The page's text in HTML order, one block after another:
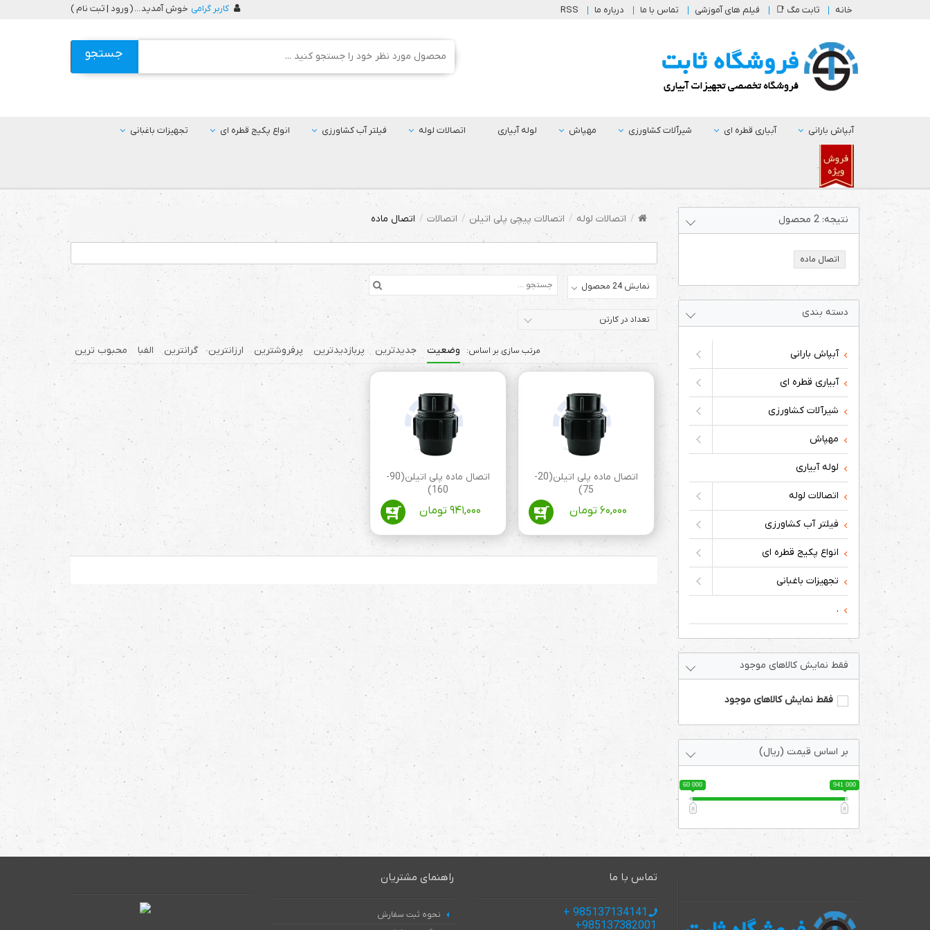
خانه ثابت مگ 📑 فیلم های آموزشی تماس با ما درباره ما RSS کاربر گرامی خوش آمدید ... (ورود | ثبت نام )
جستجو
آبپاش بارانی آبیاری قطره ای شیرآلات کشاورزی مهپاش لوله آبیاری اتصالات لوله فیلتر آب کشاورزی انواع پکیج قطره ای تجهیزات باغبانی
.
اتصالات لوله اتصالات پیچی پلی اتیلن اتصالات اتصال ماده
نمایش 24 محصول
تعداد در کارتن
وضعیت جدیدترین پربازدیدترین پرفروشترین ارزانترین گرانترین الفبا محبوب ترین
اتصال ماده پلی اتیلن(20-
75)
۶۰,۰۰۰ تومان
اتصال ماده پلی اتیلن(90-
160)
۹۴۱,۰۰۰ تومان
نتیجه: 2 محصول
اتصال ماده
دسته بندی
آبپاش بارانی
آبیاری قطره ای
شیرآلات کشاورزی
مهپاش
لوله آبیاری
اتصالات لوله
فیلتر آب کشاورزی
انواع پکیج قطره ای
تجهیزات باغبانی
.
فقط نمایش کالاهای موجود
فقط نمایش کالاهای موجود
بر اساس قیمت (ریال)
60 000 941 000
تماس با ما راهنمای مشتریان
نحوه ثبت سفارش